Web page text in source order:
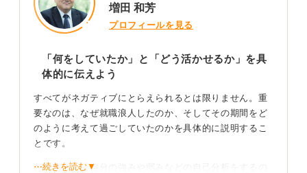
増田 和芳
プロフィールを見る
「何をしていたか」と「どう活かせるか」を具
体的に伝えよう
すべてがネガティブにとらえられるとは限りません。重
要なのは、なぜ就職浪人したのか、そしてその期間をど
のように考えて過ごしていたのかを具体的に説明するこ
とです。
たとえば、「自分の強みや弱みなどの自己分析をするの
⋯続きを読む▼